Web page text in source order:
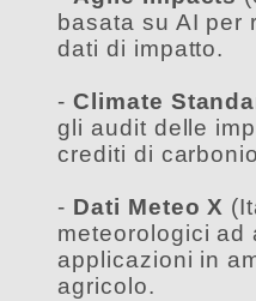
basata su AI per
dati di impatto.
- Climate
gli audit delle
crediti di
- Dati Meteo X
meteorologici ad
applicazioni in
agricolo.